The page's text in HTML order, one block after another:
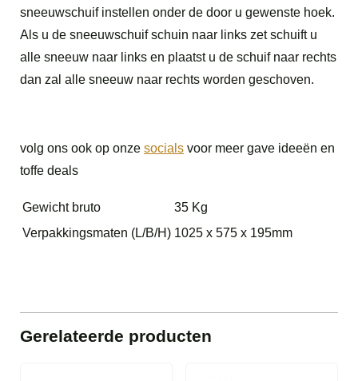
sneeuwschuif instellen onder de door u gewenste hoek.
Als u de sneeuwschuif schuin naar links zet schuift u
alle sneeuw naar links en plaatst u de schuif naar rechts
dan zal alle sneeuw naar rechts worden geschoven.
volg ons ook op onze socials voor meer gave ideeën en
toffe deals
Gewicht bruto
35 Kg
Verpakkingsmaten (L/B/H) 1025 x 575 x 195mm
Gerelateerde producten